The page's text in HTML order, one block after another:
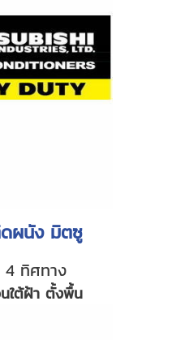
ผนัง มิตซู
4 ทิศทาง
ใต้ฝ้า ตั้งพื้น